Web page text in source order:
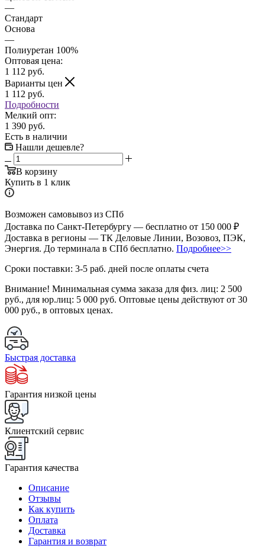
—
Стандарт
Основа
—
Полиуретан 100%
Оптовая цена:
1 112 руб.
Варианты цен
1 112 руб.
Подробности
Мелкий опт:
1 390 руб.
Есть в наличии
Нашли дешевле?
В корзину
Купить в 1 клик
Возможен самовывоз из СПб
Доставка по Санкт-Петербургу — бесплатно от 150 000 ₽
Доставка в регионы — ТК Деловые Линии, Возовоз, ПЭК,
Энергия. До терминала в СПб бесплатно. Подробнее>>
Сроки поставки: 3-5 раб. дней после оплаты счета
Внимание! Минимальная сумма заказа для физ. лиц: 2 500
руб., для юр.лиц: 5 000 руб. Оптовые цены действуют от 30
000 руб., в оптовых ценах.
Быстрая доставка
Гарантия низкой цены
Клиентский сервис
Гарантия качества
Описание
Отзывы
Как купить
Оплата
Доставка
Гарантия и возврат